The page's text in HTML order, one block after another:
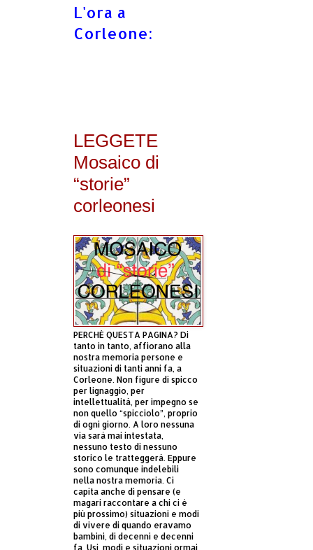
L'ora a
Corleone:
LEGGETE
Mosaico di
“storie”
corleonesi
PERCHÈ QUESTA PAGINA? Di
tanto in tanto, affiorano alla
nostra memoria persone e
situazioni di tanti anni fa, a
Corleone. Non figure di spicco
per lignaggio, per
intellettualità, per impegno se
non quello “spicciolo”, proprio
di ogni giorno. A loro nessuna
via sarà mai intestata,
nessuno testo di nessuno
storico le tratteggerà. Eppure
sono comunque indelebili
nella nostra memoria. Ci
capita anche di pensare (e
magari raccontare a chi ci è
più prossimo) situazioni e modi
di vivere di quando eravamo
bambini, di decenni e decenni
fa. Usi, modi e situazioni ormai